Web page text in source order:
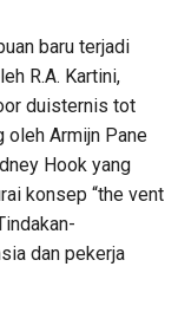
baru terjadi
R.A. Kartini,
duisternis tot
oleh Armijn Pane
Hook yang
konsep “the vent
dan pekerja